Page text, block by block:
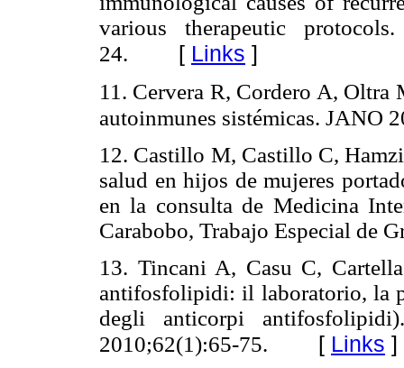
various therapeutic
24. [ Links ]
11. Cervera R, Cordero A, Oltra
autoinmunes sistémicas. JANO
12. Castillo M, Castillo C,
salud en hijos de mujeres
en la consulta de Medicina
Carabobo, Trabajo Especial de
13. Tincani A, Casu C,
antifosfolipidi: il laboratorio, la
degli anticorpi
2010;62(1):65-75. [ Links ]